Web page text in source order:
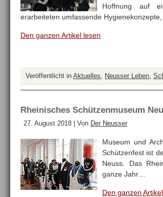
Hoffnung auf
erarbeiteten umfassende Hygienekonzepte,
Den ganzen Artikel lesen
Veröffentlicht in Aktuelles, Neusser Leben,
Rheinisches Schützenmuseum
27. August 2018 | Von Der Neusser
Museum und
Schützenfest ist
Neuss. Das
ganze Jahr…
Den ganzen